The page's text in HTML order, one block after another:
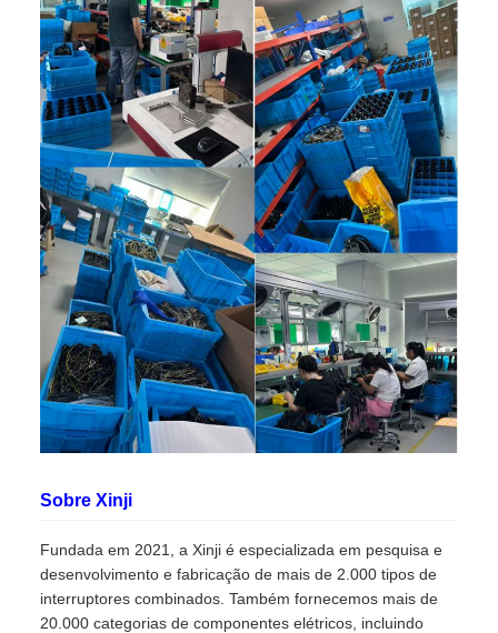
Sobre Xinji
Fundada em 2021, a Xinji é especializada em pesquisa e
desenvolvimento e fabricação de mais de 2.000 tipos de
interruptores combinados. Também fornecemos mais de
20.000 categorias de componentes elétricos, incluindo